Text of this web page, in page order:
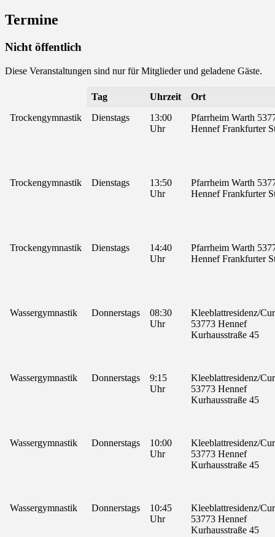
Termine
Nicht öffentlich
Diese Veranstaltungen sind nur für Mitglieder und geladene Gäste.
Tag Uhrzeit
Ort
Trockengymnastik
Dienstags
13:00
Uhr
Pfarrheim Warth
Hennef Frankfurter
Trockengymnastik Dienstags
13:50
Uhr
Pfarrheim Warth
Hennef Frankfurter
Trockengymnastik Dienstags
14:40
Uhr
Pfarrheim Warth
Hennef Frankfurter
Wassergymnastik Donnerstags
08:30
Uhr
Kleeblattresidenz/
53773 Hennef
Kurhausstraße 45
Wassergymnastik Donnerstags
9:15
Uhr
Kleeblattresidenz/
53773 Hennef
Kurhausstraße 45
Wassergymnastik Donnerstags
10:00
Uhr
Kleeblattresidenz/
53773 Hennef
Kurhausstraße 45
Wassergymnastik Donnerstags
10:45
Uhr
Kleeblattresidenz/
53773 Hennef
Kurhausstraße 45